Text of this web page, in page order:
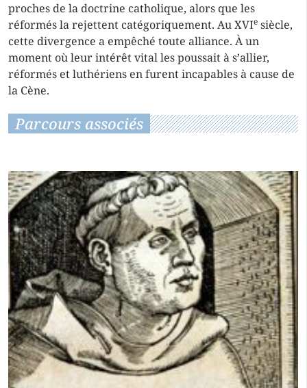
proches de la doctrine catholique, alors que les
réformés la rejettent catégoriquement. Au XVIe siècle,
cette divergence a empêché toute alliance. À un
moment où leur intérêt vital les poussait à s’allier,
réformés et luthériens en furent incapables à cause de
la Cène.
Parcours associés